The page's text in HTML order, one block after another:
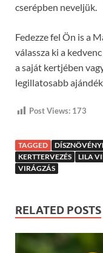
cserépben neveljük.
Fedezze fel Ön is a
válassza ki a
a saját kertjében
legillatosabb
Post Views: 173
TAGGED
KERTTERVEZÉS
LILA
VIRÁGZÁS
RELATED POSTS